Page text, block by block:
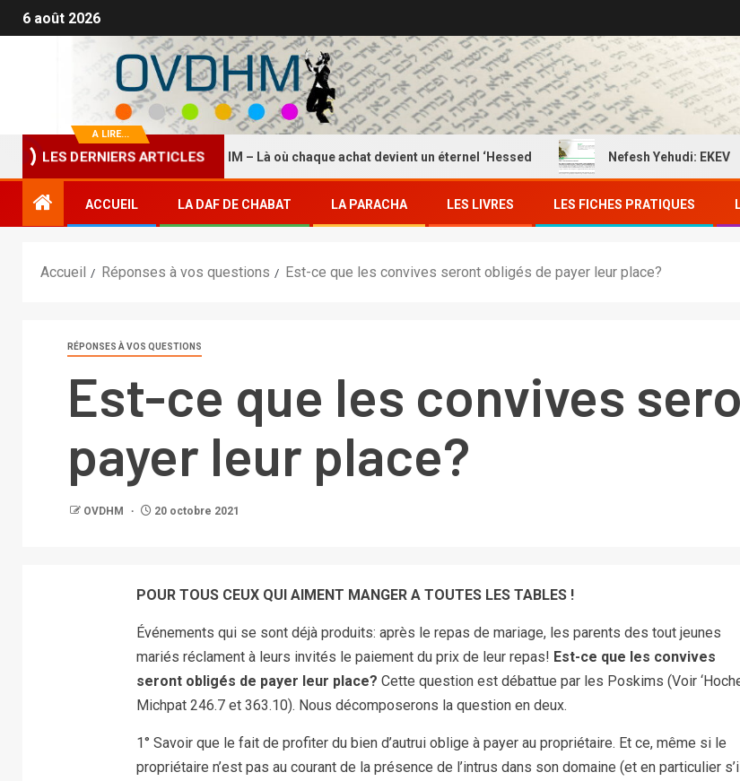
6 août 2026
A LIRE...
LES DERNIERS ARTICLES
La Boutique HASDEI HM – Là où chaque achat devient un éternel ‘Hessed Nefesh Yehudi: EKEV
ACCUEIL LA DAF DE CHABAT LA PARACHA LES LIVRES LES FICHES PRATIQUES
Accueil Réponses à vos questions Est-ce que les convives seront obligés de payer leur place?
RÉPONSES À VOS QUESTIONS
Est-ce que les convives
payer leur place?
OVDHM 20 octobre 2021
POUR TOUS CEUX QUI AIMENT MANGER A TOUTES LES TABLES !
Événements qui se sont déjà produits: après le repas de mariage, les parents des tout jeunes
mariés réclament à leurs invités le paiement du prix de leur repas! Est-ce que les convives
seront obligés de payer leur place? Cette question est débattue par les Poskims (Voir
Michpat 246.7 et 363.10). Nous décomposerons la question en deux.
1° Savoir que le fait de profiter du bien d’autrui oblige à payer au propriétaire. Et ce, même si le
propriétaire n’est pas au courant de la présence de l’intrus dans son domaine (et en particulier